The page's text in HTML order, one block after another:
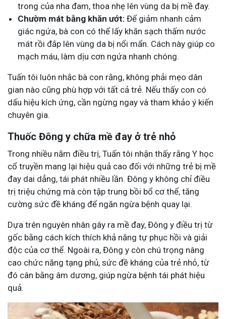
trong của nha đam, thoa nhẹ lên vùng da bị mề đay.
Chườm mát bằng khăn ướt: Để giảm nhanh cảm
giác ngứa, bà con có thể lấy khăn sạch thấm nước
mát rồi đắp lên vùng da bị nổi mẩn. Cách này giúp co
mạch máu, làm dịu cơn ngứa nhanh chóng.
Tuấn tôi luôn nhắc bà con rằng, không phải mẹo dân
gian nào cũng phù hợp với tất cả trẻ. Nếu thấy con có
dấu hiệu kích ứng, cần ngừng ngay và tham khảo ý kiến
chuyên gia.
Thuốc Đông y chữa mề đay ở trẻ nhỏ
Trong nhiều năm điều trị, Tuấn tôi nhận thấy rằng Y học
cổ truyền mang lại hiệu quả cao đối với những trẻ bị mề
đay dai dẳng, tái phát nhiều lần. Đông y không chỉ điều
trị triệu chứng mà còn tập trung bồi bổ cơ thể, tăng
cường sức đề kháng để ngăn ngừa bệnh quay lại.
Dựa trên nguyên nhân gây ra mề đay, Đông y điều trị từ
gốc bằng cách kích thích khả năng tự phục hồi và giải
độc của cơ thể. Ngoài ra, Đông y còn chú trọng nâng
cao chức năng tạng phủ, sức đề kháng của trẻ nhỏ, từ
đó cân bằng âm dương, giúp ngừa bệnh tái phát hiệu
quả.